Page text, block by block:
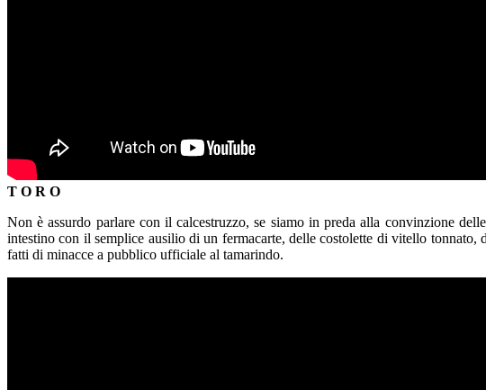
T O R O
Non è assurdo parlare con il calcestruzzo, se siamo in preda alla convinzione
intestino con il semplice ausilio di un fermacarte, delle costolette di vitello
fatti di minacce a pubblico ufficiale al tamarindo.